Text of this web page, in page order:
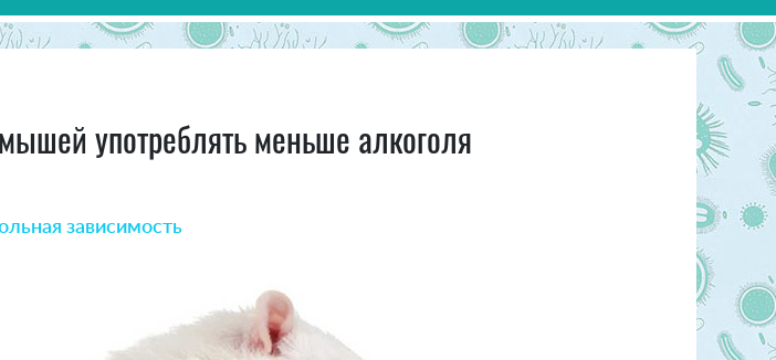
употреблять меньше алкоголя
зависимость